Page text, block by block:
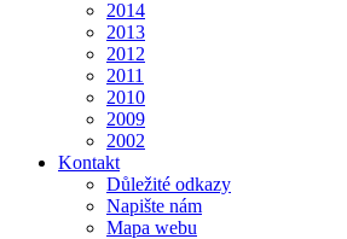
2014
2013
2012
2011
2010
2009
2002
Kontakt
Důležité odkazy
Napište nám
Mapa webu